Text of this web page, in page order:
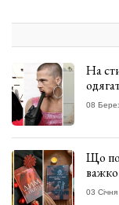
Політика
На
08
Що
03 Січня